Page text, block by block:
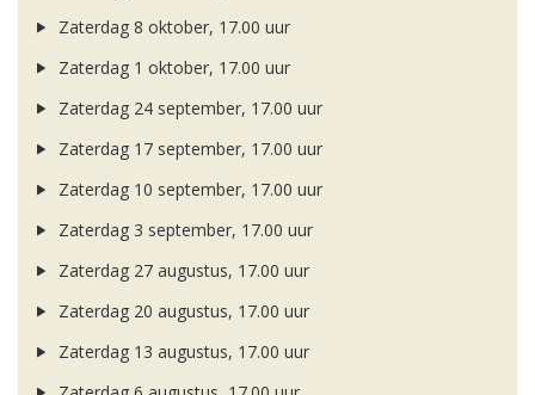
Zaterdag 8 oktober, 17.00 uur
Zaterdag 1 oktober, 17.00 uur
Zaterdag 24 september, 17.00 uur
Zaterdag 17 september, 17.00 uur
Zaterdag 10 september, 17.00 uur
Zaterdag 3 september, 17.00 uur
Zaterdag 27 augustus, 17.00 uur
Zaterdag 20 augustus, 17.00 uur
Zaterdag 13 augustus, 17.00 uur